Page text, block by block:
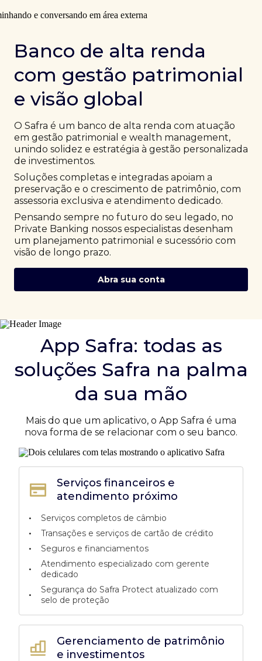
Banco de alta renda
com gestão patrimonial
e visão global
O Safra é um banco de alta renda com atuação
em gestão patrimonial e wealth management,
unindo solidez e estratégia à gestão personalizada
de investimentos.
Soluções completas e integradas apoiam a
preservação e o crescimento de patrimônio, com
assessoria exclusiva e atendimento dedicado.
Pensando sempre no futuro do seu legado, no
Private Banking nossos especialistas desenham
um planejamento patrimonial e sucessório com
visão de longo prazo.
Abra sua conta
App Safra: todas as
soluções Safra na palma
da sua mão
Mais do que um aplicativo, o App Safra é uma
nova forma de se relacionar com o seu banco.
Gerenciamento de patrimônio
e investimentos
Serviços financeiros e
atendimento próximo
•
Serviços completos de câmbio
• Transações e serviços de cartão de crédito
• Seguros e financiamentos
•
Atendimento especializado com gerente
dedicado
•
Segurança do Safra Protect atualizado com
selo de proteção